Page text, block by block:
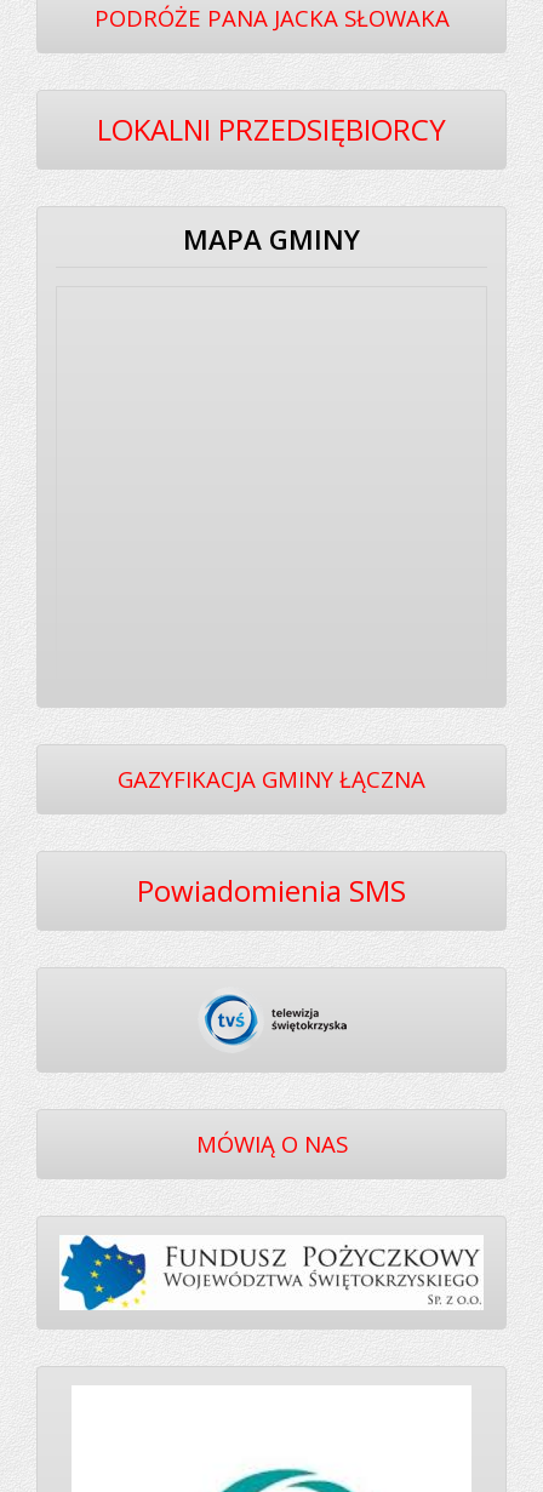
PODRÓŻE PANA JACKA SŁOWAKA
LOKALNI PRZEDSIĘBIORCY
MAPA GMINY
GAZYFIKACJA GMINY ŁĄCZNA
Powiadomienia SMS
MÓWIĄ O NAS